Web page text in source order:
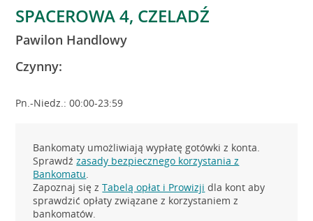
SPACEROWA 4, CZELADŹ
Pawilon Handlowy
Czynny:
Pn.-Niedz.: 00:00-23:59
Bankomaty umożliwiają wypłatę gotówki z konta.
Sprawdźzasady bezpiecznego korzystania z
Bankomatu.
Zapoznaj się zTabelą opłat i Prowizji dla kont aby
sprawdzić opłaty związane z korzystaniem z
bankomatów.